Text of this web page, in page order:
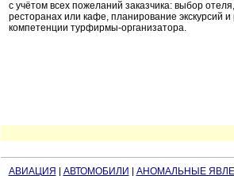
с учётом всех пожеланий заказчика: выбор
ресторанах или кафе, планирование экскурсий
компетенции турфирмы-организатора.
АВИАЦИЯ АВТОМОБИЛИ АНОМАЛЬНЫЕ